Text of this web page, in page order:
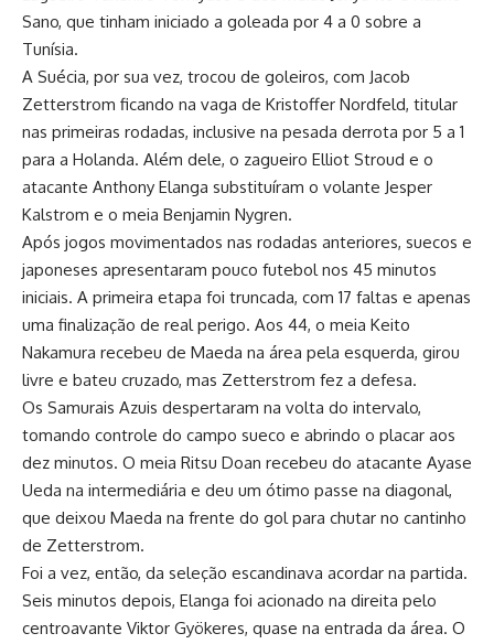
Sano, que tinham iniciado a goleada por 4 a 0 sobre a
Tunísia.
A Suécia, por sua vez, trocou de goleiros, com Jacob
Zetterstrom ficando na vaga de Kristoffer Nordfeld, titular
nas primeiras rodadas, inclusive na pesada derrota por 5 a 1
para a Holanda. Além dele, o zagueiro Elliot Stroud e o
atacante Anthony Elanga substituíram o volante Jesper
Kalstrom e o meia Benjamin Nygren.
Após jogos movimentados nas rodadas anteriores, suecos e
japoneses apresentaram pouco futebol nos 45 minutos
iniciais. A primeira etapa foi truncada, com 17 faltas e apenas
uma finalização de real perigo. Aos 44, o meia Keito
Nakamura recebeu de Maeda na área pela esquerda, girou
livre e bateu cruzado, mas Zetterstrom fez a defesa.
Os Samurais Azuis despertaram na volta do intervalo,
tomando controle do campo sueco e abrindo o placar aos
dez minutos. O meia Ritsu Doan recebeu do atacante Ayase
Ueda na intermediária e deu um ótimo passe na diagonal,
que deixou Maeda na frente do gol para chutar no cantinho
de Zetterstrom.
Foi a vez, então, da seleção escandinava acordar na partida.
Seis minutos depois, Elanga foi acionado na direita pelo
centroavante Viktor Gyökeres, quase na entrada da área. O